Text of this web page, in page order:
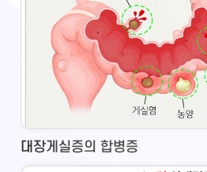
대장게실증의 합병증